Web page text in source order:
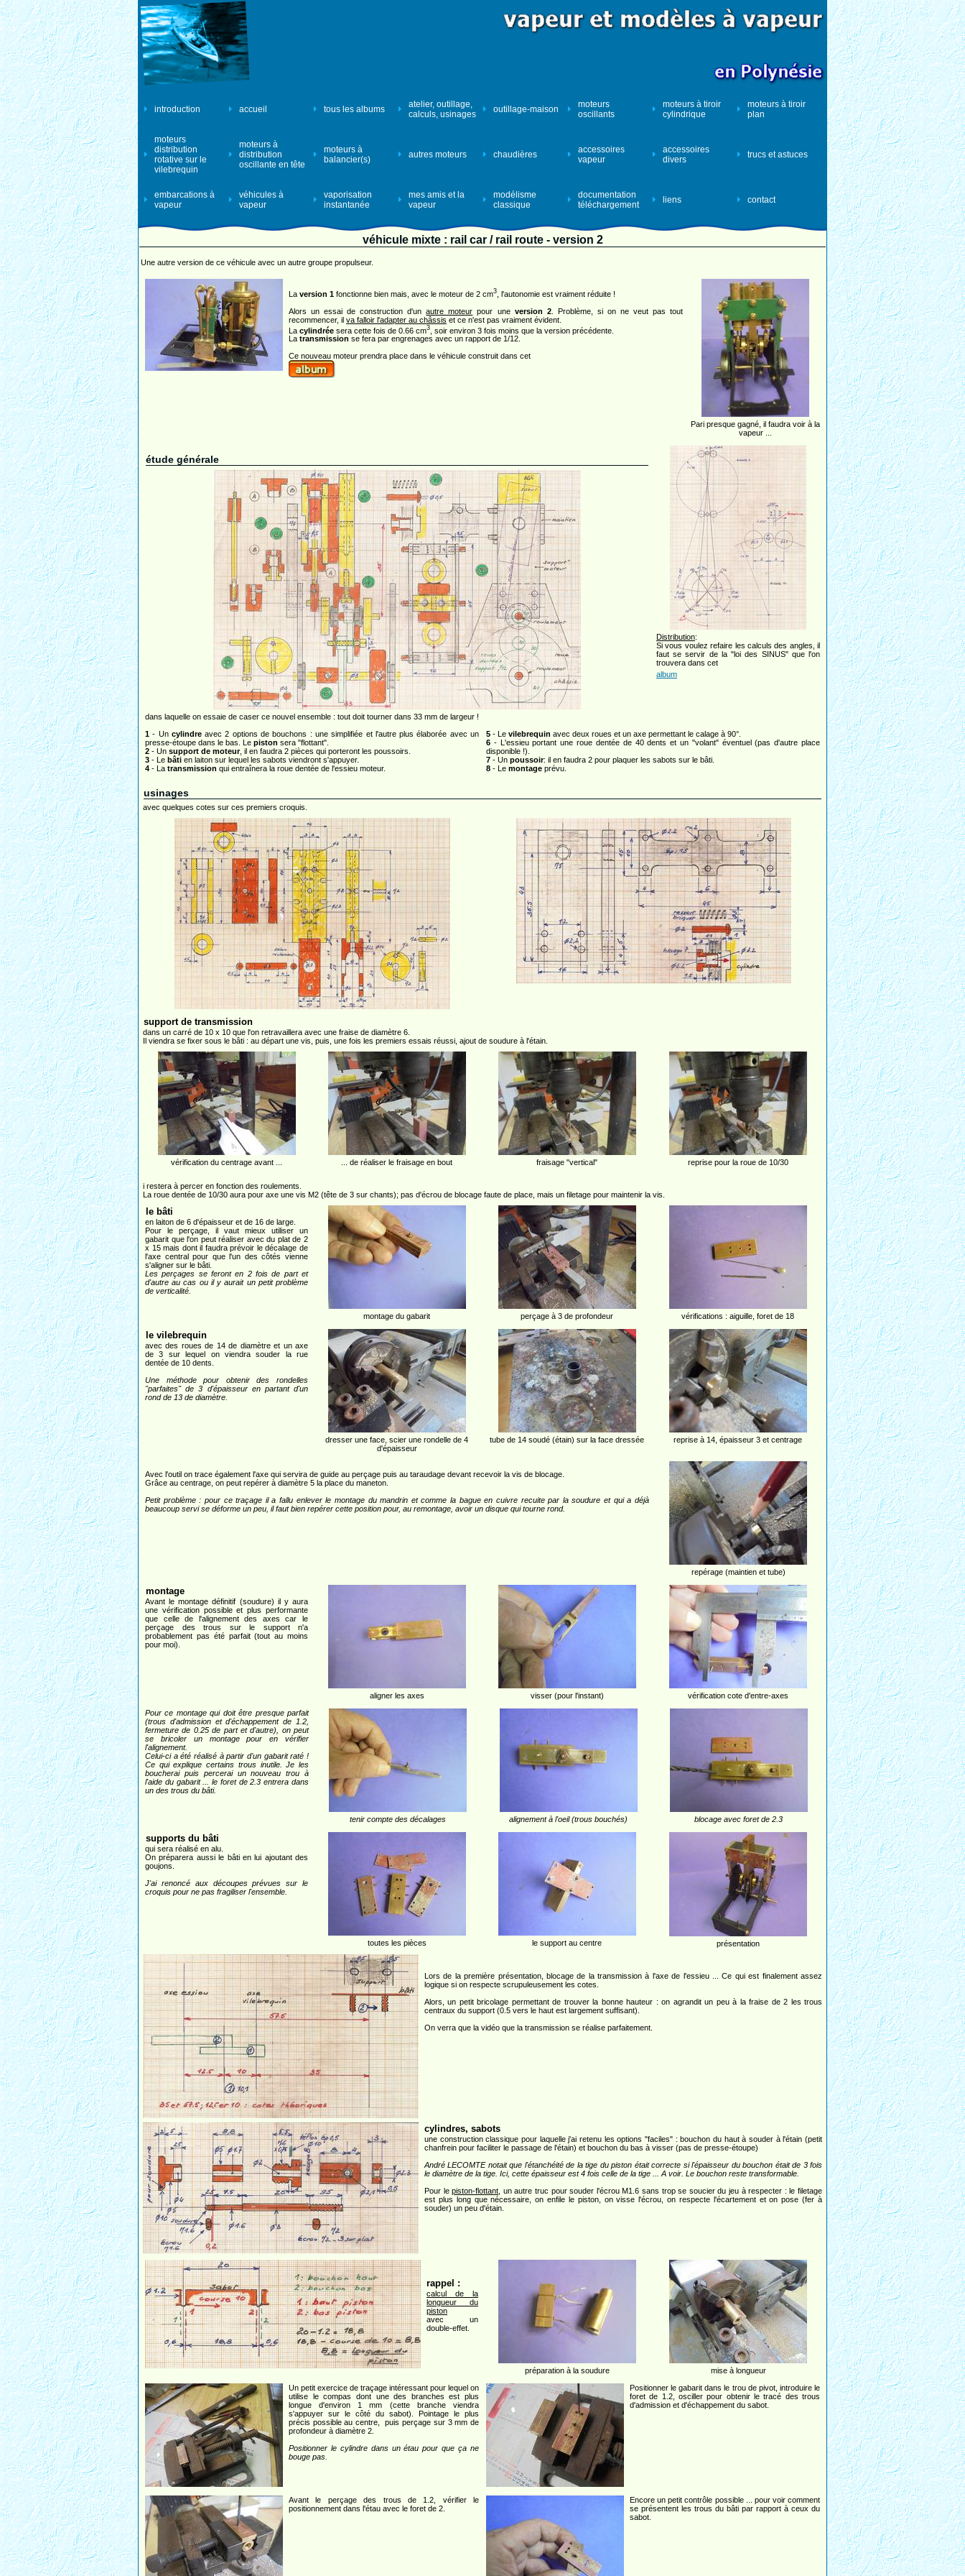
introduction accueil tous les albums
atelier, outillage,
calculs, usinages
outillage-maison
moteurs
oscillants
moteurs à tiroir
cylindrique
moteurs à tiroir
plan
moteurs
distribution
rotative sur le
vilebrequin
moteurs à
distribution
oscillante en tête
moteurs à
balancier(s)
autres moteurs chaudières
accessoires
vapeur
accessoires
divers
trucs et astuces
embarcations à
vapeur
véhicules à
vapeur
vaporisation
instantanée
mes amis et la
vapeur
modélisme
classique
documentation
téléchargement
liens contact
véhicule mixte : rail car / rail route - version 2
Une autre version de ce véhicule avec un autre groupe propulseur.
La version 1 fonctionne bien mais, avec le moteur de 2 cm3 , l'autonomie est vraiment réduite !
Alors un essai de construction d'unautre moteur pour une version 2. Problème, si on ne veut pas tout
recommencer, il va falloir l'adapter au châssis et ce n'est pas vraiment évident.
La cylindrée sera cette fois de 0.66 cm3 , soir environ 3 fois moins que la version précédente.
La transmission se fera par engrenages avec un rapport de 1/12.
Ce nouveau moteur prendra place dans le véhicule construit dans cet
Pari presque gagné, il faudra voir à la
vapeur ...
étude générale
dans laquelle on essaie de caser ce nouvel ensemble : tout doit tourner dans 33 mm de largeur !
Distribution:
Si vous voulez refaire les calculs des angles, il
faut se servir de la "loi des SINUS" que l'on
trouvera dans cet
album
1 - Un cylindreavec 2 options de bouchons : une simplifiée et l'autre plus élaborée avec un
presse-étoupe dans le bas. Le piston sera "flottant".
2 - Un support de moteur, il en faudra 2 pièces qui porteront les poussoirs.
3 - Le bâti en laiton sur lequel les sabots viendront s'appuyer.
4 - La transmission qui entraînera la roue dentée de l'essieu moteur.
5 - Le vilebrequin avec deux roues et un axe permettant le calage à 90°.
6 - L'essieu portant une roue dentée de 40 dents et un "volant" éventuel (pas d'autre place
disponible !).
7 - Un poussoir: il en faudra 2 pour plaquer les sabots sur le bâti.
8 - Le montage prévu.
usinages
avec quelques cotes sur ces premiers croquis.
support de transmission
dans un carré de 10 x 10 que l'on retravaillera avec une fraise de diamètre 6.
Il viendra se fixer sous le bâti : au départ une vis, puis, une fois les premiers essais réussi, ajout de soudure à l'étain.
vérification du centrage avant ... ... de réaliser le fraisage en bout fraisage "vertical" reprise pour la roue de 10/30
i restera à percer en fonction des roulements.
La roue dentée de 10/30 aura pour axe une vis M2 (tête de 3 sur chants); pas d'écrou de blocage faute de place, mais un filetage pour maintenir la vis.
le bâti
en laiton de 6 d'épaisseur et de 16 de large.
Pour le perçage, il vaut mieux utiliser un
gabarit que l'on peut réaliser avec du plat de 2
x 15 mais dont il faudra prévoir le décalage de
l'axe central pour que l'un des côtés vienne
s'aligner sur le bâti.
Les perçages se feront en 2 fois de part et
d'autre au cas ou il y aurait un petit problème
de verticalité.
montage du gabarit perçage à 3 de profondeur vérifications : aiguille, foret de 18
le vilebrequin
avec des roues de 14 de diamètre et un axe
de 3 sur lequel on viendra souder la rue
dentée de 10 dents.
Une méthode pour obtenir des rondelles
"parfaites" de 3 d'épaisseur en partant d'un
rond de 13 de diamètre.
dresser une face, scier une rondelle de 4
d'épaisseur
tube de 14 soudé (étain) sur la face dressée reprise à 14, épaisseur 3 et centrage
Avec l'outil on trace également l'axe qui servira de guide au perçage puis au taraudage devant recevoir la vis de blocage.
Grâce au centrage, on peut repérer à diamètre 5 la place du maneton.
Petit problème : pour ce traçage il a fallu enlever le montage du mandrin et comme la bague en cuivre recuite par la soudure et qui a déjà
beaucoup servi se déforme un peu, il faut bien repérer cette position pour, au remontage, avoir un disque qui tourne rond.
repérage (maintien et tube)
montage
Avant le montage définitif (soudure) il y aura
une vérification possible et plus performante
que celle de l'alignement des axes car le
perçage des trous sur le support n'a
probablement pas été parfait (tout au moins
pour moi).
aligner les axes visser (pour l'instant)
vérification cote d'entre-axes
Pour ce montage qui doit être presque parfait
(trous d'admission et d'échappement de 1.2,
fermeture de 0.25 de part et d'autre), on peut
se bricoler un montage pour en vérifier
l'alignement.
Celui-ci a été réalisé à partir d'un gabarit raté !
Ce qui explique certains trous inutile. Je les
boucherai puis percerai un nouveau trou à
l'aide du gabarit ... le foret de 2.3 entrera dans
un des trous du bâti.
tenir compte des décalages alignement à l'oeil (trous bouchés) blocage avec foret de 2.3
supports du bâti
qui sera réalisé en alu.
On préparera aussi le bâti en lui ajoutant des
goujons.
J'ai renoncé aux découpes prévues sur le
croquis pour ne pas fragiliser l'ensemble.
toutes les pièces le support au centre présentation
Lors de la première présentation, blocage de la transmission à l'axe de l'essieu ... Ce qui est finalement assez
logique si on respecte scrupuleusement les cotes.
Alors, un petit bricolage permettant de trouver la bonne hauteur : on agrandit un peu à la fraise de 2 les trous
centraux du support (0.5 vers le haut est largement suffisant).
On verra que la vidéo que la transmission se réalise parfaitement.
cylindres, sabots
une construction classique pour laquelle j'ai retenu les options "faciles" : bouchon du haut à souder à l'étain (petit
chanfrein pour faciliter le passage de l'étain) et bouchon du bas à visser (pas de presse-étoupe)
André LECOMTE notait que l'étanchéité de la tige du piston était correcte si l'épaisseur du bouchon était de 3 fois
le diamètre de la tige. Ici, cette épaisseur est 4 fois celle de la tige ... A voir. Le bouchon reste transformable.
Pour lepiston-flottant , un autre truc pour souder l'écrou M1.6 sans trop se soucier du jeu à respecter : le filetage
est plus long que nécessaire, on enfile le piston, on visse l'écrou, on respecte l'écartement et on pose (fer à
souder) un peu d'étain.
rappel :
calcul de la
longueur du
piston
avec un
double-effet.
préparation à la soudure
mise à longueur
Un petit exercice de traçage intéressant pour lequel on
utilise le compas dont une des branches est plus
longue d'environ 1 mm (cette branche viendra
s'appuyer sur le côté du sabot). Pointage le plus
précis possible au centre, puis perçage sur 3 mm de
profondeur à diamètre 2.
Positionner le cylindre dans un étau pour que ça ne
bouge pas.
Positionner le gabarit dans le trou de pivot, introduire le
foret de 1.2, osciller pour obtenir le tracé des trous
d'admission et d'échappement du sabot.
Avant le perçage des trous de 1.2, vérifier le
positionnement dans l'étau avec le foret de 2.
Encore un petit contrôle possible ... pour voir comment
se présentent les trous du bâti par rapport à ceux du
sabot.